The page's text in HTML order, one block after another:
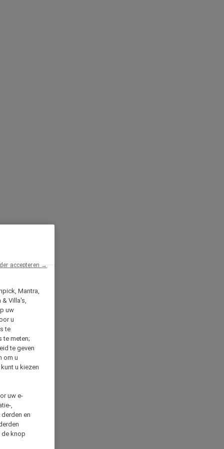
Mantra,
& Villa's,
uw
u
te
te meten;
te geven
om u
u kiezen
uw e-
,
en
de knop
accepteren →